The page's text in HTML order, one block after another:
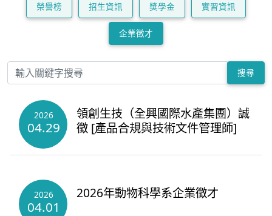
榮譽榜 招生資訊 獎學金 實習資訊
企業徵才
搜尋
2026
04.29
領創生技（全興國際水產集團）誠
徵 [產品合規與技術文件管理師]
2026
04.01
2026年動物科學系企業徵才